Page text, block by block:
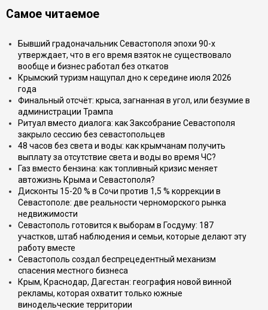
Самое читаемое
Бывший градоначальник Севастополя эпохи 90-х
утверждает, что в его время взяток не существовало
вообще и бизнес работал без откатов
Крымский туризм нащупал дно к середине июля 2026
года
Финальный отсчёт: крыса, загнанная в угол, или безумие в
администрации Трампа
Ритуал вместо диалога: как Заксобрание Севастополя
закрыло сессию без севастопольцев
48 часов без света и воды: как крымчанам получить
выплату за отсутствие света и воды во время ЧС?
Газ вместо бензина: как топливный кризис меняет
автожизнь Крыма и Севастополя?
Дисконты 15-20 % в Сочи против 1,5 % коррекции в
Севастополе: две реальности черноморского рынка
недвижимости
Севастополь готовится к выборам в Госдуму: 187
участков, штаб наблюдения и семьи, которые делают эту
работу вместе
Севастополь создал беспрецедентный механизм
спасения местного бизнеса
Крым, Краснодар, Дагестан: география новой винной
рекламы, которая охватит только южные
винодельческие территории